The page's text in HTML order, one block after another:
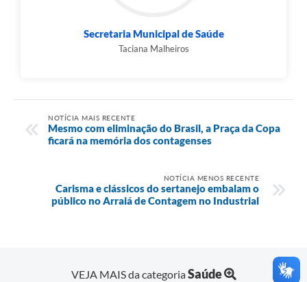
Secretaria Municipal de Saúde
Taciana Malheiros
NOTÍCIA MAIS RECENTE
Mesmo com eliminação do Brasil, a Praça da Copa
ficará na memória dos contagenses
NOTÍCIA MENOS RECENTE
Carisma e clássicos do sertanejo embalam o
público no Arraiá de Contagem no Industrial
VEJA MAIS da categoriaSaúde